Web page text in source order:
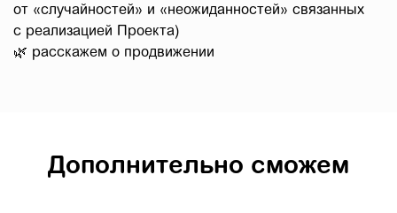
от «случайностей» и «неожиданностей» связанных
с реализацией Проекта)
🌿 расскажем о продвижении
Дополнительно сможем